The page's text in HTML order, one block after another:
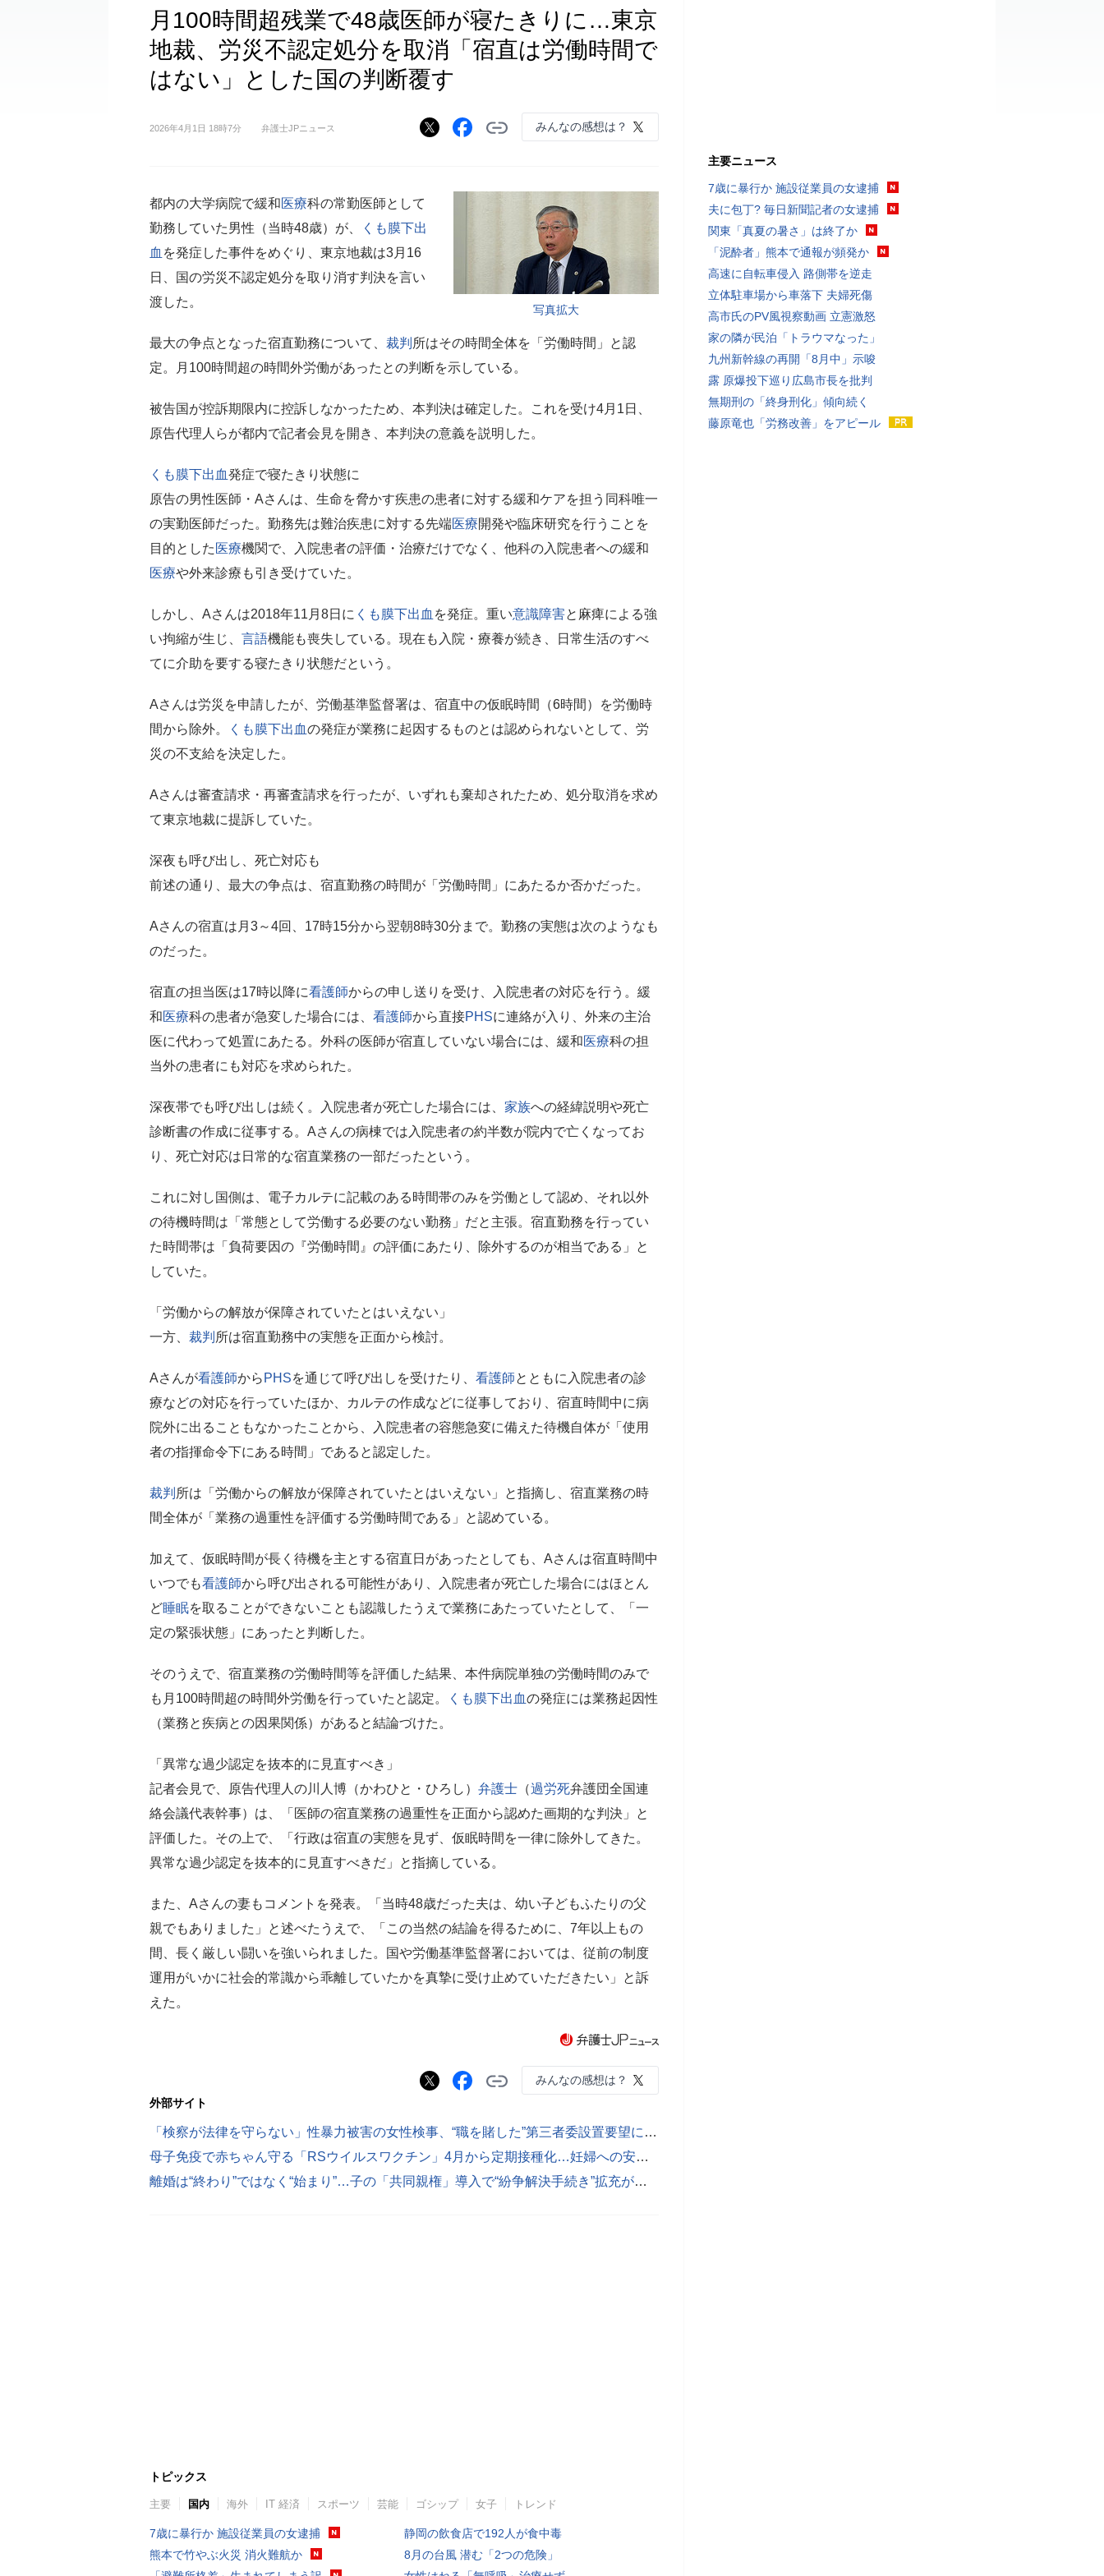
月100時間超残業で48歳医師が寝たきりに…東京
地裁、労災不認定処分を取消「宿直は労働時間で
はない」とした国の判断覆す
2026年4月1日 18時7分 弁護士JPニュース みんなの感想は？
写真拡大
都内の大学病院で緩和医療科の常勤医師として
勤務していた男性（当時48歳）が、
くも膜下出
血 を発症した事件をめぐり、東京地裁は3月16
日、国の労災不認定処分を取り消す判決を言い
渡した。
最大の争点となった宿直勤務について、 裁判 所はその時間全体を「労働時間」と認
定。月100時間超の時間外労働があったとの判断を示している。
被告国が控訴期限内に控訴しなかったため、本判決は確定した。これを受け4月1日、
原告代理人らが都内で記者会見を開き、本判決の意義を説明した。
くも膜下出血発症で寝たきり状態に
原告の男性医師・Aさんは、生命を脅かす疾患の患者に対する緩和ケアを担う同科唯一
の実勤医師だった。勤務先は難治疾患に対する先端医療開発や臨床研究を行うことを
目的とした 医療機関で、入院患者の評価・治療だけでなく、他科の入院患者への緩和
医療や外来診療も引き受けていた。
しかし、Aさんは2018年11月8日に くも膜下出血 を発症。重い意識障害と麻痺による強
い拘縮が生じ、 言語機能も喪失している。現在も入院・療養が続き、日常生活のすべ
てに介助を要する寝たきり状態だという。
Aさんは労災を申請したが、労働基準監督署は、宿直中の仮眠時間（6時間）を労働時
間から除外。
くも膜下出血の発症が業務に起因するものとは認められないとして、労
災の不支給を決定した。
Aさんは審査請求・再審査請求を行ったが、いずれも棄却されたため、処分取消を求め
て東京地裁に提訴していた。
深夜も呼び出し、死亡対応も
前述の通り、最大の争点は、宿直勤務の時間が「労働時間」にあたるか否かだった。
Aさんの宿直は月3～4回、17時15分から翌朝8時30分まで。勤務の実態は次のようなも
のだった。
宿直の担当医は17時以降に看護師からの申し送りを受け、入院患者の対応を行う。緩
和医療科の患者が急変した場合には、 看護師から直接PHSに連絡が入り、外来の主治
医に代わって処置にあたる。外科の医師が宿直していない場合には、緩和医療科の担
当外の患者にも対応を求められた。
深夜帯でも呼び出しは続く。入院患者が死亡した場合には、 家族への経緯説明や死亡
診断書の作成に従事する。Aさんの病棟では入院患者の約半数が院内で亡くなってお
り、死亡対応は日常的な宿直業務の一部だったという。
これに対し国側は、電子カルテに記載のある時間帯のみを労働として認め、それ以外
の待機時間は「常態として労働する必要のない勤務」だと主張。宿直勤務を行ってい
た時間帯は「負荷要因の『労働時間』の評価にあたり、除外するのが相当である」と
していた。
「労働からの解放が保障されていたとはいえない」
一方、 裁判 所は宿直勤務中の実態を正面から検討。
Aさんが看護師から PHSを通じて呼び出しを受けたり、 看護師とともに入院患者の診
療などの対応を行っていたほか、カルテの作成などに従事しており、宿直時間中に病
院外に出ることもなかったことから、入院患者の容態急変に備えた待機自体が「使用
者の指揮命令下にある時間」であると認定した。
裁判 所は「労働からの解放が保障されていたとはいえない」と指摘し、宿直業務の時
間全体が「業務の過重性を評価する労働時間である」と認めている。
加えて、仮眠時間が長く待機を主とする宿直日があったとしても、Aさんは宿直時間中
いつでも看護師から呼び出される可能性があり、入院患者が死亡した場合にはほとん
ど睡眠を取ることができないことも認識したうえで業務にあたっていたとして、「一
定の緊張状態」にあったと判断した。
そのうえで、宿直業務の労働時間等を評価した結果、本件病院単独の労働時間のみで
も月100時間超の時間外労働を行っていたと認定。
くも膜下出血の発症には業務起因性
（業務と疾病との因果関係）があると結論づけた。
「異常な過少認定を抜本的に見直すべき」
記者会見で、原告代理人の川人博（かわひと・ひろし） 弁護士 （過労死弁護団全国連
絡会議代表幹事）は、「医師の宿直業務の過重性を正面から認めた画期的な判決」と
評価した。その上で、「行政は宿直の実態を見ず、仮眠時間を一律に除外してきた。
異常な過少認定を抜本的に見直すべきだ」と指摘している。
また、Aさんの妻もコメントを発表。「当時48歳だった夫は、幼い子どもふたりの父
親でもありました」と述べたうえで、「この当然の結論を得るために、7年以上もの
間、長く厳しい闘いを強いられました。国や労働基準監督署においては、従前の制度
運用がいかに社会的常識から乖離していたかを真摯に受け止めていただきたい」と訴
えた。
みんなの感想は？
外部サイト
「検察が法律を守らない」性暴力被害の女性検事、“職を賭した”第三者委設置要望に検察は“ゼロ回答”
母子免疫で赤ちゃん守る「RSウイルスワクチン」4月から定期接種化…妊婦への安全性は？
離婚は“終わり”ではなく“始まり”…子の「共同親権」導入で“紛争解決手続き”拡充が急務 「調停のプロ」育成へ新機構が始動
トピックス
主要 国内 海外 IT 経済 スポーツ 芸能 ゴシップ 女子 トレンド
7歳に暴行か 施設従業員の女逮捕
熊本で竹やぶ火災 消火難航か
静岡の飲食店で192人が食中毒
8月の台風 潜む「2つの危険」
主要ニュース
7歳に暴行か 施設従業員の女逮捕
夫に包丁? 毎日新聞記者の女逮捕
関東「真夏の暑さ」は終了か
「泥酔者」熊本で通報が頻発か
高速に自転車侵入 路側帯を逆走
立体駐車場から車落下 夫婦死傷
高市氏のPV風視察動画 立憲激怒
家の隣が民泊「トラウマなった」
九州新幹線の再開「8月中」示唆
露 原爆投下巡り広島市長を批判
無期刑の「終身刑化」傾向続く
藤原竜也「労務改善」をアピール